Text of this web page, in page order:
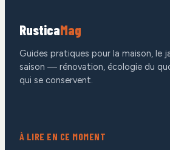
RusticaMag
Guides pratiques pour la maison, le
saison — rénovation, écologie du
qui se conservent.
À LIRE EN CE MOMENT